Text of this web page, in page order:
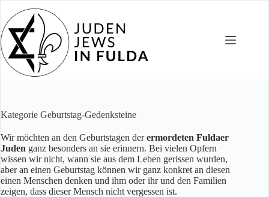
Inhalt
springen
Kategorie Geburtstag-Gedenksteine
Wir möchten an den Geburtstagen derermordeten Fuldaer
Juden ganz besonders an sie erinnern. Bei vielen Opfern
wissen wir nicht, wann sie aus dem Leben gerissen wurden,
aber an einen Geburtstag können wir ganz konkret an diesen
einen Menschen denken und ihm oder ihr und den Familien
zeigen, dass dieser Mensch nicht vergessen ist.